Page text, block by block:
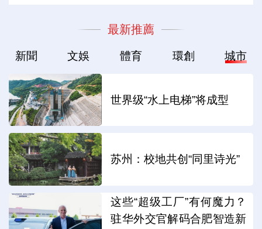
最新推薦
新聞 文娛 體育 環創 城市
世界级“水上电梯”将成型
苏州：校地共创“同里诗光”
这些“超级工厂”有何魔力？
驻华外交官解码合肥智造新